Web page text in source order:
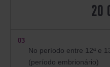
20
03
No período entre 12ª e
(período embrionário)